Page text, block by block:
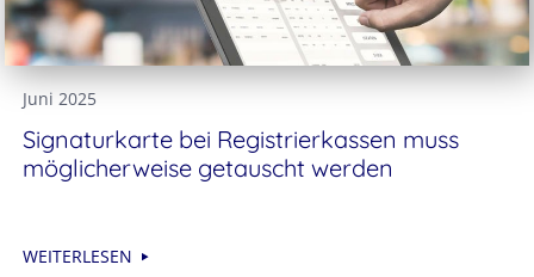
Juni 2025
Signaturkarte bei Registrierkassen muss
möglicherweise getauscht werden
WEITERLESEN